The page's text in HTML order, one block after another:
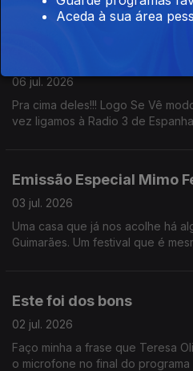
06 jul. 2026
Pra cima deles!!! Logo Se Vê
vez ligamos à Radio 3 de
Emissão Especial Mimo
03 jul. 2026
Uma casa que já nos acolhe há
Guimarães. Um festival que é
Este foi dos bons
02 jul. 2026
Faço minha a frase que Teresa
o microfone no final do
Aceda à sua área